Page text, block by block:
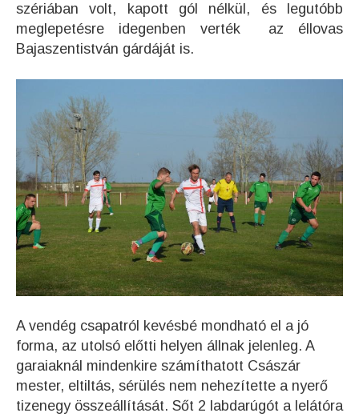
szériában volt, kapott gól nélkül, és legutóbb
meglepetésre idegenben verték az éllovas
Bajaszentistván gárdáját is.
A vendég csapatról kevésbé mondható el a jó
forma, az utolsó előtti helyen állnak jelenleg. A
garaiaknál mindenkire számíthatott Császár
mester, eltiltás, sérülés nem nehezítette a nyerő
tizenegy összeállítását. Sőt 2 labdarúgót a lelátóra